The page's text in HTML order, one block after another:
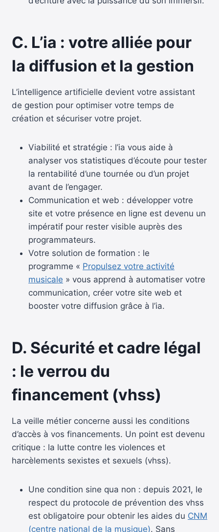
C. L’ia : votre alliée pour
la diffusion et la gestion
L’intelligence artificielle devient votre assistant
de gestion pour optimiser votre temps de
création et sécuriser votre projet.
Viabilité et stratégie : l’ia vous aide à
analyser vos statistiques d’écoute pour tester
la rentabilité d’une tournée ou d’un projet
avant de l’engager.
Communication et web : développer votre
site et votre présence en ligne est devenu un
impératif pour rester visible auprès des
programmateurs.
Votre solution de formation : le
programme « Propulsez votre activité
musicale » vous apprend à automatiser votre
communication, créer votre site web et
booster votre diffusion grâce à l’ia.
D. Sécurité et cadre légal
: le verrou du
financement (vhss)
La veille métier concerne aussi les conditions
d’accès à vos financements. Un point est devenu
critique : la lutte contre les violences et
harcèlements sexistes et sexuels (vhss).
Une condition sine qua non : depuis 2021, le
respect du protocole de prévention des vhss
est obligatoire pour obtenir les aides du CNM
(centre national de la musique). Sans